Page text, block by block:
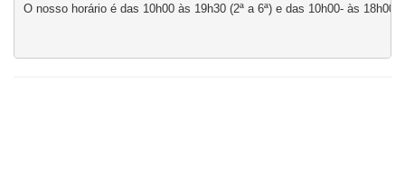
O nosso horário é das 10h00 às 19h30 (2ª a 6ª) e das 10h00- às 18h00